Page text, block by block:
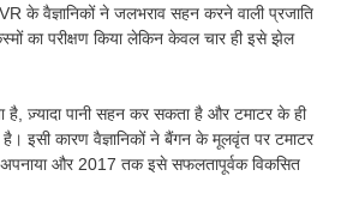
के वैज्ञानिकों ने जलभराव सहन करने वाली प्रजाति
का परीक्षण किया लेकिन केवल चार ही इसे झेल
है, ज़्यादा पानी सहन कर सकता है और टमाटर के ही
है। इसी कारण वैज्ञानिकों ने बैंगन के मूलवृंत पर टमाटर
अपनाया और 2017 तक इसे सफलतापूर्वक विकसित